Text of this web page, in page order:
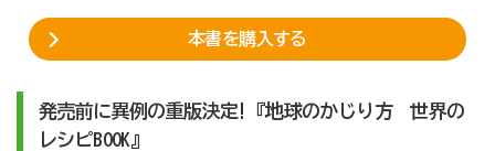
本書を購入する
発売前に異例の重版決定!『地球のかじり方 世界の
レシピBOOK』